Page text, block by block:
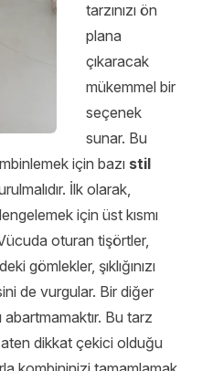
tarzınızı ön
plana
çıkaracak
mükemmel bir
seçenek
sunar. Bu
için bazı stil
İlk olarak,
için üst kısmı
oturan tişörtler,
gömlekler, şıklığınızı
de vurgular. Bir diğer
Bu tarz
dikkat çekici olduğu